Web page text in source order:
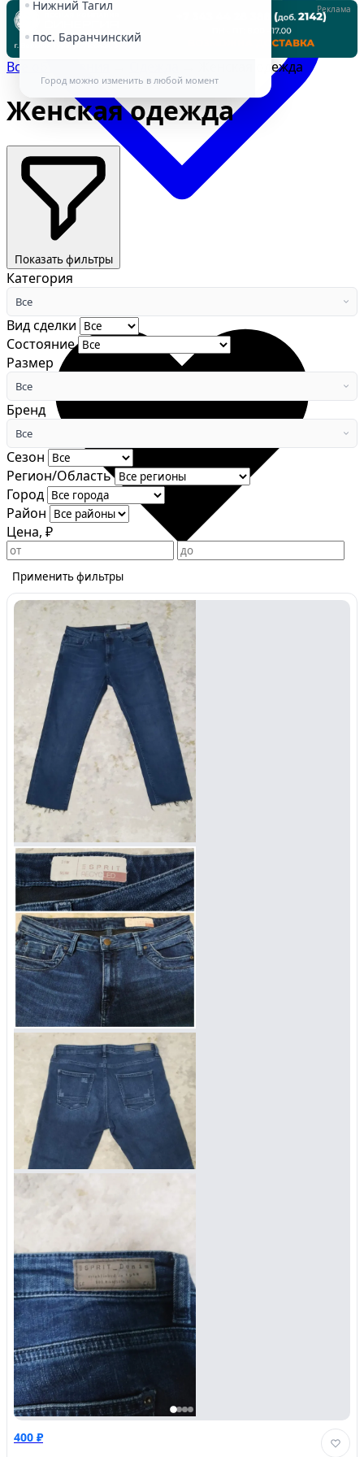
Нижний Тагил
пос. Баранчинский
Город можно изменить в любой момент
Избранное
Сохраняйте интересные объявления, чтобы быстро
вернуться к ним позже.
Перейти в избранное
Войти
Личный кабинет
Реклама
Все объявления Женская одежда
Женская одежда
Категория
Все
Вид сделки
Состояние
Размер
Все
Бренд
Все
Сезон
Регион/Область
Город
Район
Цена, ₽
Применить фильтры
400 ₽
Показать фильтры